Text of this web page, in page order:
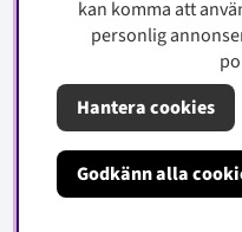
Cookiepolicy
Om oss
kan komma att
personlig
Hantera cookies
Godkänn alla